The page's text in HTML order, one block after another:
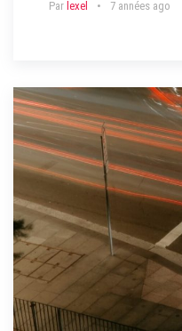
Par lexel 7 années ago